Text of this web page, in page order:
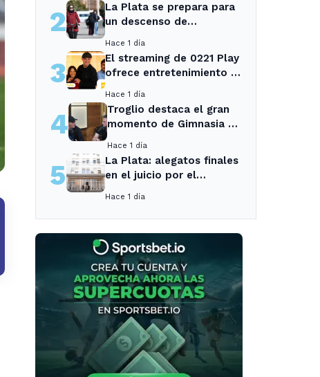
2
La Plata se prepara para
un descenso de
Hace 1 día
3
El streaming de 0221 Play
ofrece entretenimiento y
de La Plata y Ensenada.
Hace 1 día
4
Troglio destaca el gran
momento de Gimnasia y
entrenador
Hace 1 día
5
La Plata: alegatos finales
en el juicio por el
Hace 1 día